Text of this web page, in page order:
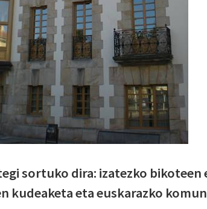
sortuko dira: izatezko bikoteen
kudeaketa eta euskarazko